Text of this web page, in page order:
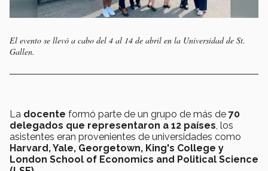
El evento se llevó a cabo del 4 al 14 de abril en la Universidad de St.
Gallen.
La docente formó parte de un grupo de más de 70
delegados que representaron a 12 países, los
asistentes eran provenientes de universidades como
Harvard, Yale, Georgetown, King's College y
London School of Economics and Political Science